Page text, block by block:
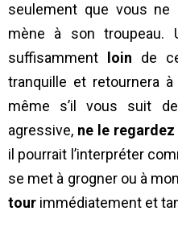
seulement que vous
mène à son troupeau.
suffisamment
loin de
tranquille et retournera
même s’il vous suit
agressive, ne le
il pourrait l’interpréter
se met à grogner ou à
tour immédiatement et